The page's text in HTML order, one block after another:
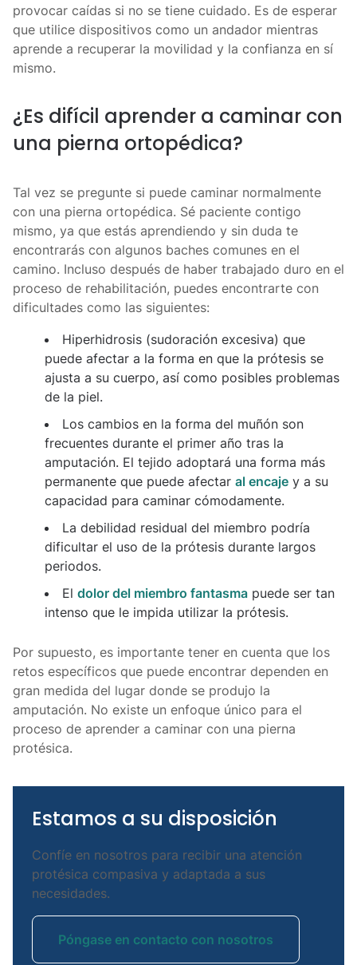
provocar caídas si no se tiene cuidado. Es de esperar
que utilice dispositivos como un andador mientras
aprende a recuperar la movilidad y la confianza en sí
mismo.
¿Es difícil aprender a caminar con
una pierna ortopédica?
Tal vez se pregunte si puede caminar normalmente
con una pierna ortopédica. Sé paciente contigo
mismo, ya que estás aprendiendo y sin duda te
encontrarás con algunos baches comunes en el
camino. Incluso después de haber trabajado duro en el
proceso de rehabilitación, puedes encontrarte con
dificultades como las siguientes:
Hiperhidrosis (sudoración excesiva) que
puede afectar a la forma en que la prótesis se
ajusta a su cuerpo, así como posibles problemas
de la piel.
Los cambios en la forma del muñón son
frecuentes durante el primer año tras la
amputación. El tejido adoptará una forma más
permanente que puede afectar al encaje y a su
capacidad para caminar cómodamente.
La debilidad residual del miembro podría
dificultar el uso de la prótesis durante largos
periodos.
El dolor del miembro fantasma puede ser tan
intenso que le impida utilizar la prótesis.
Por supuesto, es importante tener en cuenta que los
retos específicos que puede encontrar dependen en
gran medida del lugar donde se produjo la
amputación. No existe un enfoque único para el
proceso de aprender a caminar con una pierna
protésica.
Estamos a su disposición
Confíe en nosotros para recibir una atención
protésica compasiva y adaptada a sus
necesidades.
Póngase en contacto con nosotros